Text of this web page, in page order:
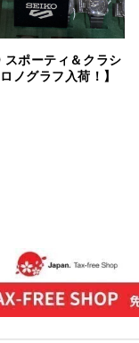
スポーティ＆クラシ
ノグラフ入荷！】